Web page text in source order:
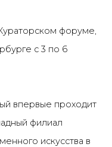
форуме,
с 3 по 6
впервые проходит
филиал
искусства в